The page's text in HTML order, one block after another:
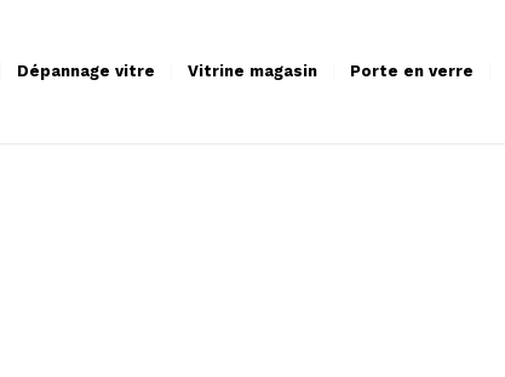
Dépannage vitre Vitrine magasin Porte en verre